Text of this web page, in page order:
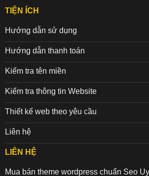
TIỆN ÍCH
Hướng dẫn sử dụng
Hướng dẫn thanh toán
Kiểm tra tên miền
Kiểm tra thông tin Website
Thiết kế web theo yêu cầu
Liên hệ
LIÊN HỆ
Mua bán theme wordpress chuẩn Seo